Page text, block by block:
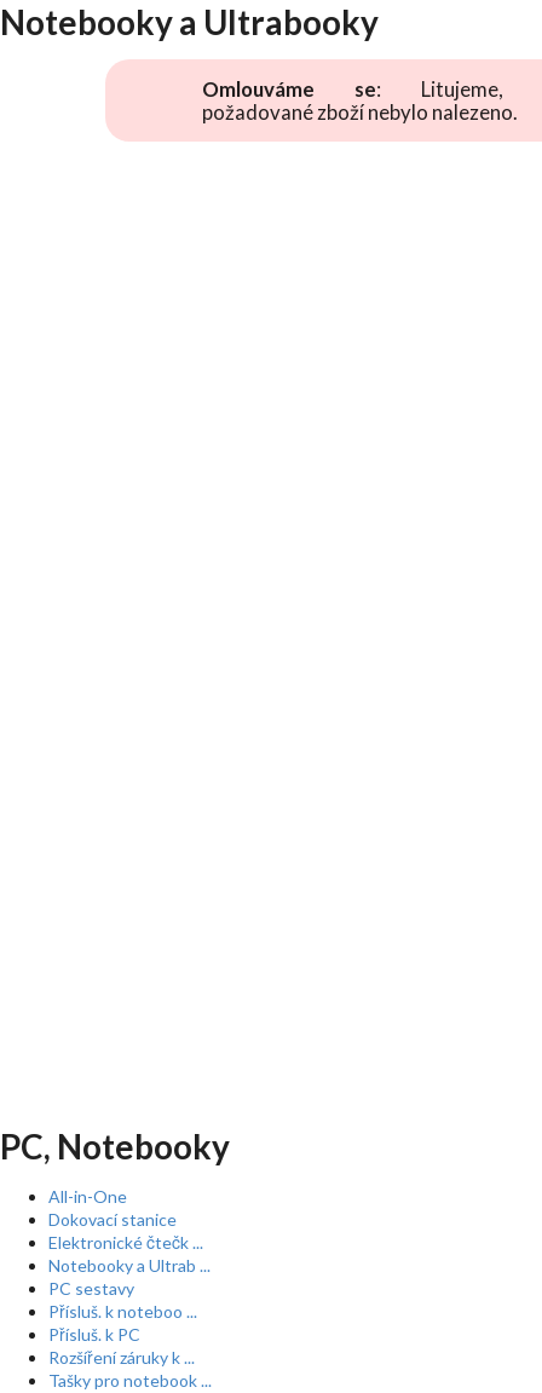
Notebooky a Ultrabooky
Omlouváme se: Litujeme,
požadované zboží nebylo nalezeno.
PC, Notebooky
All-in-One
Dokovací stanice
Elektronické čtečk ...
Notebooky a Ultrab ...
PC sestavy
Přísluš. k noteboo ...
Přísluš. k PC
Rozšíření záruky k ...
Tašky pro notebook ...